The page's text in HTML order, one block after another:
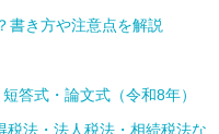
書き方や注意点を解説
答式・論文式（令和8年）
法・法人税法・相続税法な